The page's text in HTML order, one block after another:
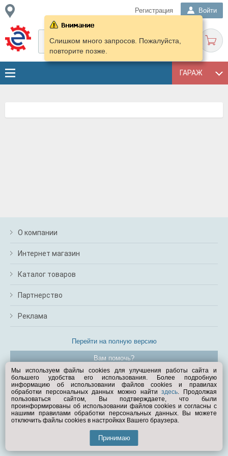
Регистрация Войти
ГАРАЖ
Слишком много запросов. Пожалуйста,
повторите позже.
О компании
Интернет магазин
Каталог товаров
Партнерство
Реклама
Перейти на полную версию
Вам помочь?
© Exist.ru 1998—2026
Мы используем файлы cookies для улучшения работы сайта и
большего удобства его использования. Более подробную
информацию об использовании файлов cookies и правилах
обработки персональных данных можно найтиздесь. Продолжая
пользоваться сайтом, Вы подтверждаете, что были
проинформированы об использовании файлов cookies и согласны с
нашими правилами обработки персональных данных. Вы можете
отключить файлы cookies в настройках Вашего браузера.
Принимаю